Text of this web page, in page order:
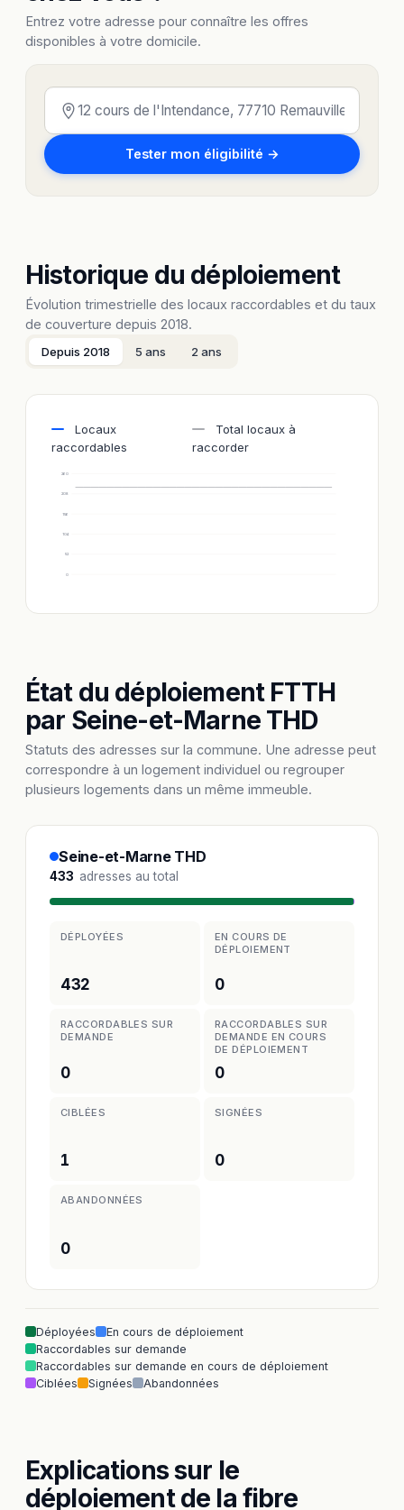
Entrez votre adresse pour connaître les offres
disponibles à votre domicile.
Tester mon éligibilité →
Historique du déploiement
Évolution trimestrielle des locaux raccordables et du taux
de couverture depuis 2018.
Depuis 2018 5 ans 2 ans
Locaux
raccordables
Total locaux à
raccorder
0
52
104
156
208
260
État du déploiement FTTH
par Seine-et-Marne THD
Statuts des adresses sur la commune. Une adresse peut
correspondre à un logement individuel ou regrouper
plusieurs logements dans un même immeuble.
Seine-et-Marne THD
433 adresses au total
DÉPLOYÉES
432
EN COURS DE
DÉPLOIEMENT
0
RACCORDABLES SUR
DEMANDE
0
RACCORDABLES SUR
DEMANDE EN COURS
DE DÉPLOIEMENT
0
CIBLÉES
1
SIGNÉES
0
ABANDONNÉES
0
Déployées
En cours de déploiement
Raccordables sur demande
Raccordables sur demande en cours de déploiement
Ciblées
Signées Abandonnées
Explications sur le
déploiement de la fibre